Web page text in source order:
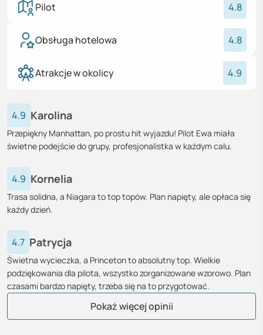
Pilot 4.8
Obsługa hotelowa 4.8
Atrakcje w okolicy 4.9
4.9 Karolina
Przepiękny Manhattan, po prostu hit wyjazdu! Pilot Ewa miała
świetne podejście do grupy, profesjonalistka w każdym calu.
4.9 Kornelia
Trasa solidna, a Niagara to top topów. Plan napięty, ale opłaca się
każdy dzień.
4.7 Patrycja
Świetna wycieczka, a Princeton to absolutny top. Wielkie
podziękowania dla pilota, wszystko zorganizowane wzorowo. Plan
czasami bardzo napięty, trzeba się na to przygotować.
Pokaż więcej opinii